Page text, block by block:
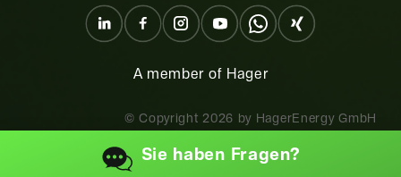
A member of Hager
© Copyright 2026 by HagerEnergy GmbH
Sie haben Fragen?